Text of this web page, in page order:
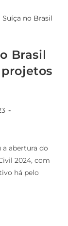
Brasil
a abertura do
2024, com
há pelo